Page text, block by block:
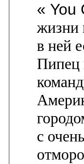
« You
жизни
в ней
Пипец
с